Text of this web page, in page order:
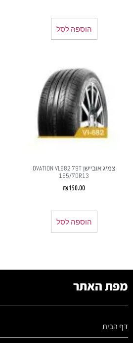
הוספה לסל
צמיג אוביישן OVATION VL682 79T
165/70R13
₪150.00
הוספה לסל
מפת האתר
דף הבית